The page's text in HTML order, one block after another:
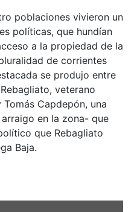
poblaciones vivieron un
políticas, que hundían
a la propiedad de la
de corrientes
se produjo entre
veterano
Capdepón, una
en la zona- que
que Rebagliato
Baja.